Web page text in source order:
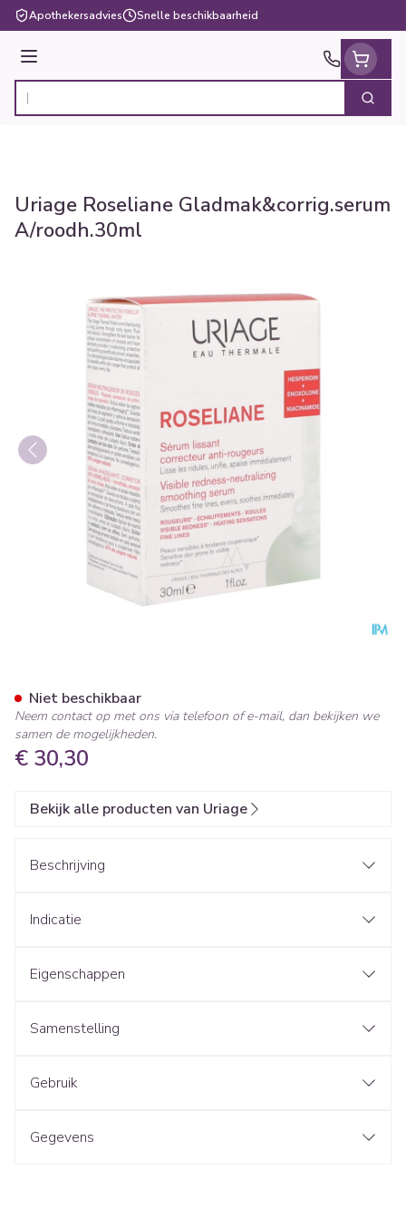
Ga naar de inhoud
Apothekersadvies Snelle beschikbaarheid
Menu
Product, merk, categorie... Zoek
Uriage Roseliane Gladmak&corrig.serum
A/roodh.30ml
€ 30,30
Niet beschikbaar
Neem contact op met ons via telefoon of e-mail, dan bekijken we
samen de mogelijkheden.
Bekijk alle producten van Uriage
Beschrijving
Indicatie
Eigenschappen
Samenstelling
Gebruik
Gegevens